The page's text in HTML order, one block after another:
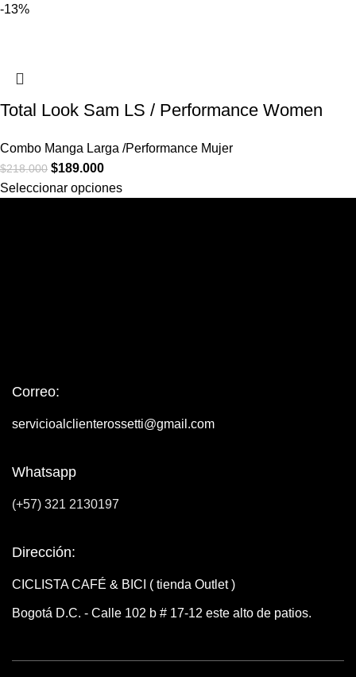
-13%
Total Look Sam LS / Performance Women
Combo Manga Larga /Performance Mujer
$218.000 $189.000
Seleccionar opciones
Correo:
servicioalclienterossetti@gmail.com
Whatsapp
(+57) 321 2130197
Dirección:
CICLISTA CAFÉ & BICI ( tienda Outlet )
Bogotá D.C. - Calle 102 b # 17-12 este alto de patios.